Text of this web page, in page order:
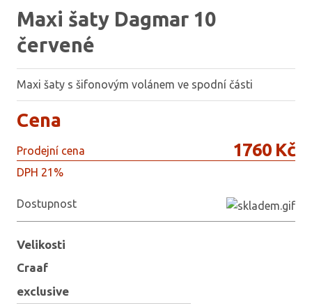
Maxi šaty Dagmar 10
červené
Maxi šaty s šifonovým volánem ve spodní části
Cena
Prodejní cena 1760 Kč
DPH 21%
Dostupnost
Velikosti
Craaf
exclusive